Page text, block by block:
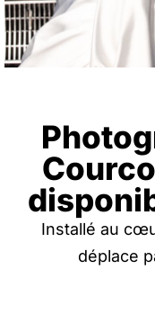
Installé au
déplace